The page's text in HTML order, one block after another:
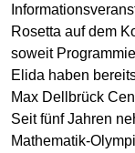
Rosetta auf dem
soweit
Elida haben
Max Dellbrück
Seit fünf Jahren
Mathematik-